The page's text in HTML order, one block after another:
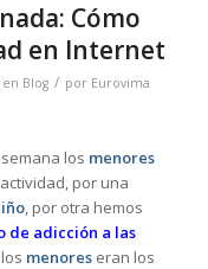
Cómo
en Internet
en Blog / por Eurovima
los menores
por una
, por otra hemos
de adicción a las
menoreseran los